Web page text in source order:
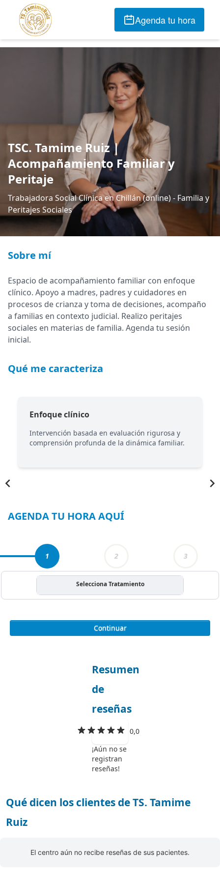
Agenda tu hora
TSC. Tamime Ruiz |
Acompañamiento Familiar y
Peritaje
Trabajadora Social Clínica en Chillán (online) - Familia y
Peritajes Sociales
Sobre mí
Espacio de acompañamiento familiar con enfoque
clínico. Apoyo a madres, padres y cuidadores en
procesos de crianza y toma de decisiones, acompaño
a familias en contexto judicial. Realizo peritajes
sociales en materias de familia. Agenda tu sesión
inicial.
Qué me caracteriza
Enfoque clínico
Intervención basada en evaluación rigurosa y
comprensión profunda de la dinámica familiar.
AGENDA TU HORA AQUÍ
1 2 3
Selecciona Tratamiento
Continuar
Resumen
de
reseñas
0,0
¡Aún no se
registran
reseñas!
Qué dicen los clientes de TS. Tamime
Ruiz
El centro aún no recibe reseñas de sus pacientes.